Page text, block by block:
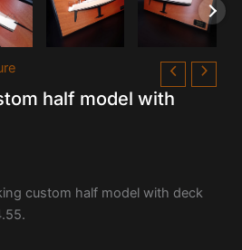
half model with
custom half model with deck